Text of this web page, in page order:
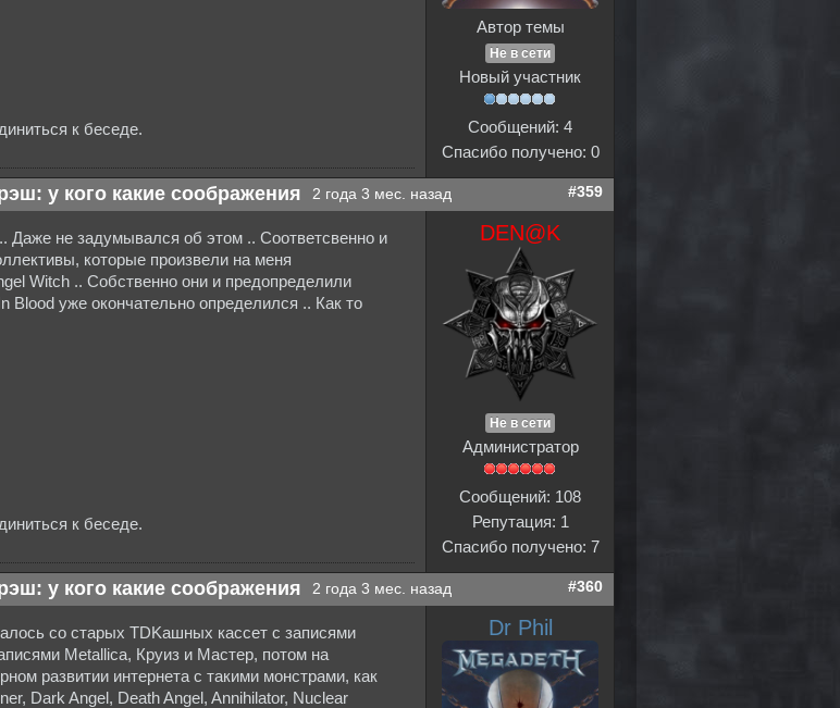
Автор темы
Не в сети
Новый участник
Сообщений: 4
Спасибо получено: 0
к беседе.
у кого какие соображения 2 года 3 мес. назад #359
Даже не задумывался об этом .. Соответсвенно и
которые произвели на меня
Witch .. Собственно они и предопределили
Blood уже окончательно определился .. Как то
DEN@K
Не в сети
Администратор
Сообщений: 108
Репутация: 1
Спасибо получено: 7
к беседе.
у кого какие соображения 2 года 3 мес. назад #360
со старых TDKашных кассет с записями
Metallica, Круиз и Мастер, потом на
развитии интернета с такими монстрами, как
Dark Angel, Death Angel, Annihilator, Nuclear
Dr Phil